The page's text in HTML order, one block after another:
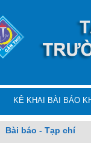
KÊ KHAI BÀI BÁO
Bài báo - Tạp chí